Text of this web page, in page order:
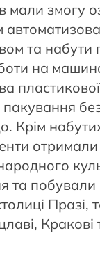
мали змогу
та набути
на
пакування
Крім
та побували